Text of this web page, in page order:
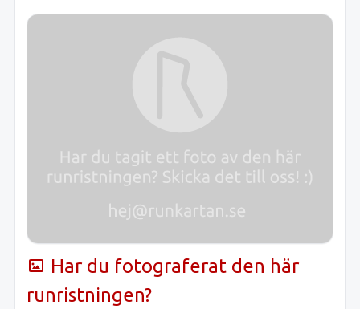
Har du fotograferat den här
runristningen?